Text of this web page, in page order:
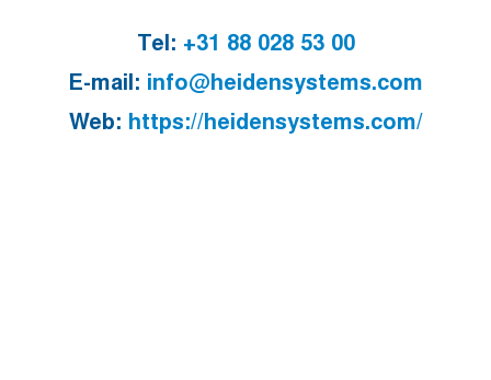
Tel: +31 88 028 53 00
E-mail: info@heidensystems.com
Web: https://heidensystems.com/